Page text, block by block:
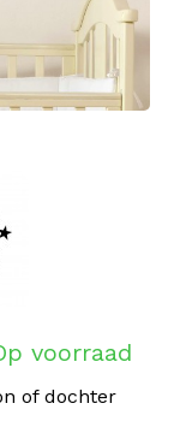
voorraad
of dochter